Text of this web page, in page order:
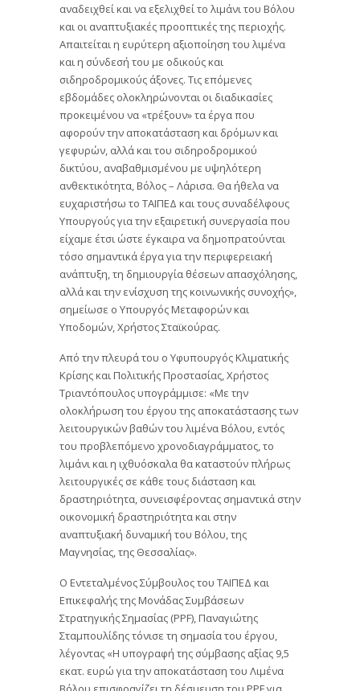
αναδειχθεί και να εξελιχθεί το λιμάνι του Βόλου
και οι αναπτυξιακές προοπτικές της περιοχής.
Απαιτείται η ευρύτερη αξιοποίηση του λιμένα
και η σύνδεσή του με οδικούς και
σιδηροδρομικούς άξονες. Τις επόμενες
εβδομάδες ολοκληρώνονται οι διαδικασίες
προκειμένου να «τρέξουν» τα έργα που
αφορούν την αποκατάσταση και δρόμων και
γεφυρών, αλλά και του σιδηροδρομικού
δικτύου, αναβαθμισμένου με υψηλότερη
ανθεκτικότητα, Βόλος – Λάρισα. Θα ήθελα να
ευχαριστήσω το ΤΑΙΠΕΔ και τους συναδέλφους
Υπουργούς για την εξαιρετική συνεργασία που
είχαμε έτσι ώστε έγκαιρα να δημοπρατούνται
τόσο σημαντικά έργα για την περιφερειακή
ανάπτυξη, τη δημιουργία θέσεων απασχόλησης,
αλλά και την ενίσχυση της κοινωνικής συνοχής»,
σημείωσε ο Υπουργός Μεταφορών και
Υποδομών, Χρήστος Σταϊκούρας.
Από την πλευρά του ο Υφυπουργός Κλιματικής
Κρίσης και Πολιτικής Προστασίας, Χρήστος
Τριαντόπουλος υπογράμμισε: «Με την
ολοκλήρωση του έργου της αποκατάστασης των
λειτουργικών βαθών του λιμένα Βόλου, εντός
του προβλεπόμενο χρονοδιαγράμματος, το
λιμάνι και η ιχθυόσκαλα θα καταστούν πλήρως
λειτουργικές σε κάθε τους διάσταση και
δραστηριότητα, συνεισφέροντας σημαντικά στην
οικονομική δραστηριότητα και στην
αναπτυξιακή δυναμική του Βόλου, της
Μαγνησίας, της Θεσσαλίας».
Ο Εντεταλμένος Σύμβουλος του ΤΑΙΠΕΔ και
Επικεφαλής της Μονάδας Συμβάσεων
Στρατηγικής Σημασίας (PPF), Παναγιώτης
Σταμπουλίδης τόνισε τη σημασία του έργου,
λέγοντας «Η υπογραφή της σύμβασης αξίας 9,5
εκατ. ευρώ για την αποκατάσταση του Λιμένα